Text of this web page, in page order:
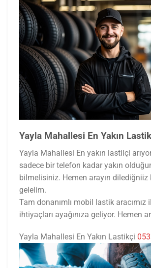
Yayla Mahallesi En Yakın
Yayla Mahallesi En yakın lastilçi
sadece bir telefon kadar yakın
bilmelisiniz. Hemen arayın dilediğniiz
gelelim.
Tam donanımlı mobil lastik
ihtiyaçları ayağınıza geliyor. Hemen
Yayla Mahallesi En Yakın Lastikçi